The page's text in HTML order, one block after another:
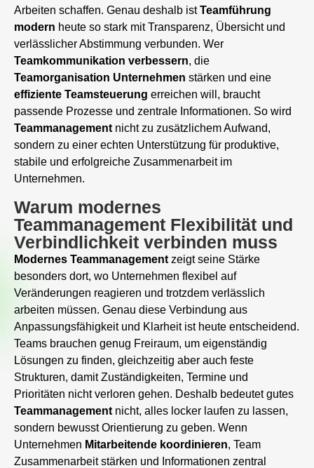
Arbeiten schaffen. Genau deshalb istTeamführung
modern heute so stark mit Transparenz, Übersicht und
verlässlicher Abstimmung verbunden. Wer
Teamkommunikation verbessern, die
Teamorganisation Unternehmen stärken und eine
effiziente Teamsteuerung erreichen will, braucht
passende Prozesse und zentrale Informationen. So wird
Teammanagement nicht zu zusätzlichem Aufwand,
sondern zu einer echten Unterstützung für produktive,
stabile und erfolgreiche Zusammenarbeit im
Unternehmen.
Warum modernes
Teammanagement Flexibilität und
Verbindlichkeit verbinden muss
Modernes Teammanagement zeigt seine Stärke
besonders dort, wo Unternehmen flexibel auf
Veränderungen reagieren und trotzdem verlässlich
arbeiten müssen. Genau diese Verbindung aus
Anpassungsfähigkeit und Klarheit ist heute entscheidend.
Teams brauchen genug Freiraum, um eigenständig
Lösungen zu finden, gleichzeitig aber auch feste
Strukturen, damit Zuständigkeiten, Termine und
Prioritäten nicht verloren gehen. Deshalb bedeutet gutes
Teammanagement nicht, alles locker laufen zu lassen,
sondern bewusst Orientierung zu geben. Wenn
Unternehmen Mitarbeitende koordinieren, Team
Zusammenarbeit stärken und Informationen zentral